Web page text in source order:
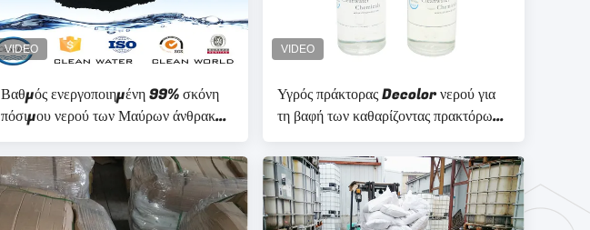
Βαθμός ενεργοποιημένη 99% σκόνη
πόσιμου νερού των Μαύρων άνθρακα
με το ISO
Υγρός πράκτορας Decolor νερού για
τη βαφή των καθαρίζοντας πρακτόρων
κατεργασίας ύδατος αποβλήτων